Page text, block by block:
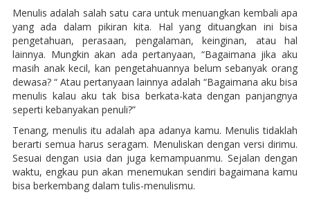
Menulis adalah salah satu cara untuk menuangkan kembali apa
yang ada dalam pikiran kita. Hal yang dituangkan ini bisa
pengetahuan, perasaan, pengalaman, keinginan, atau hal
lainnya. Mungkin akan ada pertanyaan, “Bagaimana jika aku
masih anak kecil, kan pengetahuannya belum sebanyak orang
dewasa? “ Atau pertanyaan lainnya adalah “Bagaimana aku bisa
menulis kalau aku tak bisa berkata-kata dengan panjangnya
seperti kebanyakan penuli?”
Tenang, menulis itu adalah apa adanya kamu. Menulis tidaklah
berarti semua harus seragam. Menuliskan dengan versi dirimu.
Sesuai dengan usia dan juga kemampuanmu. Sejalan dengan
waktu, engkau pun akan menemukan sendiri bagaimana kamu
bisa berkembang dalam tulis-menulismu.